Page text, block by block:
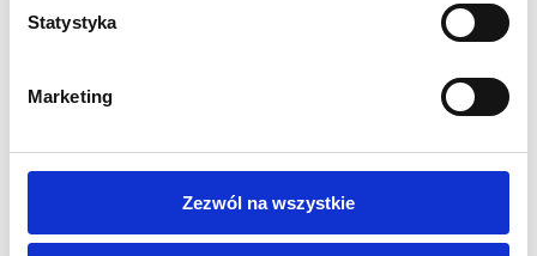
Statystyka
Marketing
Zezwól na wszystkie
1 rok gwarancji
Obrus z dedykowanym wydrukiem